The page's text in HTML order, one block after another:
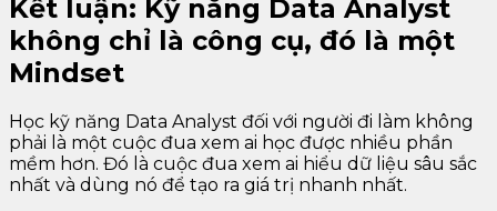
Kết luận: Kỹ năng Data Analyst
không chỉ là công cụ, đó là một
Mindset
Học kỹ năng Data Analyst đối với người đi làm không
phải là một cuộc đua xem ai học được nhiều phần
mềm hơn. Đó là cuộc đua xem ai hiểu dữ liệu sâu sắc
nhất và dùng nó để tạo ra giá trị nhanh nhất.